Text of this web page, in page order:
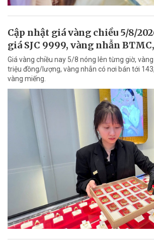
Cập nhật giá vàng chiều 5/8/
giá SJC 9999, vàng nhẫn
Giá vàng chiều nay 5/8 nóng lên từng giờ,
triệu đồng/lượng, vàng nhẫn có nơi bán tới
vàng miếng.